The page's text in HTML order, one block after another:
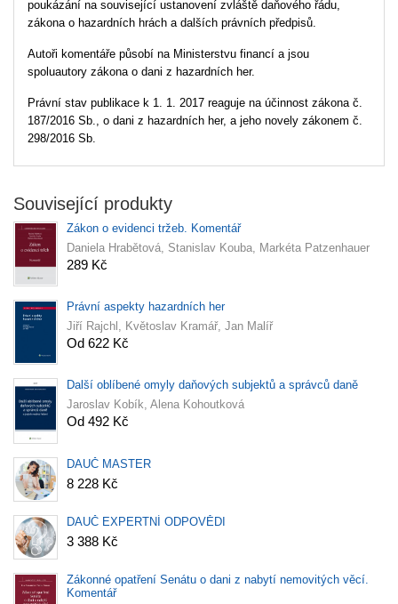
poukázání na související ustanovení zvláště daňového řádu,
zákona o hazardních hrách a dalších právních předpisů.
Autoři komentáře působí na Ministerstvu financí a jsou
spoluautory zákona o dani z hazardních her.
Právní stav publikace k 1. 1. 2017 reaguje na účinnost zákona č.
187/2016 Sb., o dani z hazardních her, a jeho novely zákonem č.
298/2016 Sb.
Související produkty
Zákon o evidenci tržeb. Komentář
Daniela Hrabětová, Stanislav Kouba, Markéta Patzenhauer
289 Kč
Právní aspekty hazardních her
Jiří Rajchl, Květoslav Kramář, Jan Malíř
Od 622 Kč
Další oblíbené omyly daňových subjektů a správců daně
Jaroslav Kobík, Alena Kohoutková
Od 492 Kč
DAUČ MASTER
8 228 Kč
DAUČ EXPERTNÍ ODPOVĚDI
3 388 Kč
Zákonné opatření Senátu o dani z nabytí nemovitých věcí.
Komentář